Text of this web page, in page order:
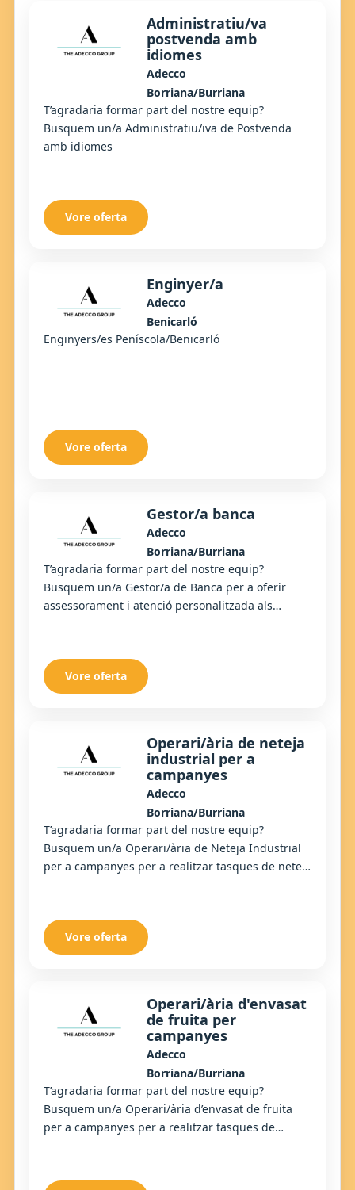
Administratiu/va
postvenda amb
idiomes
Adecco
Borriana/Burriana
T’agradaria formar part del nostre equip?
Busquem un/a Administratiu/iva de Postvenda
amb idiomes
Vore oferta
Enginyer/a
Adecco
Benicarló
Enginyers/es Peníscola/Benicarló
Vore oferta
Gestor/a banca
Adecco
Borriana/Burriana
T’agradaria formar part del nostre equip?
Busquem un/a Gestor/a de Banca per a oferir
assessorament i atenció personalitzada als
Vore oferta
Operari/ària de neteja
industrial per a
campanyes
Adecco
Borriana/Burriana
T’agradaria formar part del nostre equip?
Busquem un/a Operari/ària de Neteja Industrial
per a campanyes per a realitzar tasques de neteja
Vore oferta
Operari/ària d'envasat
de fruita per
campanyes
Adecco
Borriana/Burriana
T’agradaria formar part del nostre equip?
Busquem un/a Operari/ària d’envasat de fruita
per a campanyes per a realitzar tasques de